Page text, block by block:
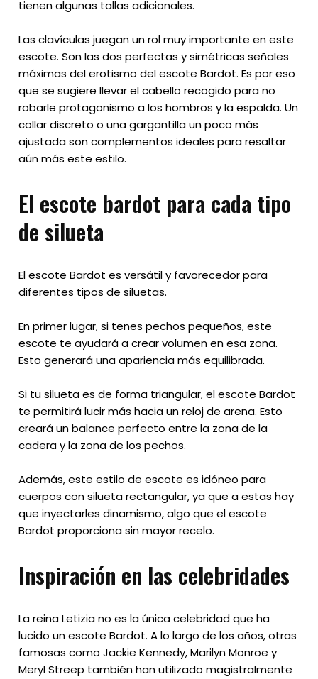
tienen algunas tallas adicionales.
Las clavículas juegan un rol muy importante en este
escote. Son las dos perfectas y simétricas señales
máximas del erotismo del escote Bardot. Es por eso
que se sugiere llevar el cabello recogido para no
robarle protagonismo a los hombros y la espalda. Un
collar discreto o una gargantilla un poco más
ajustada son complementos ideales para resaltar
aún más este estilo.
El escote bardot para cada tipo
de silueta
El escote Bardot es versátil y favorecedor para
diferentes tipos de siluetas.
En primer lugar, si tenes pechos pequeños, este
escote te ayudará a crear volumen en esa zona.
Esto generará una apariencia más equilibrada.
Si tu silueta es de forma triangular, el escote Bardot
te permitirá lucir más hacia un reloj de arena. Esto
creará un balance perfecto entre la zona de la
cadera y la zona de los pechos.
Además, este estilo de escote es idóneo para
cuerpos con silueta rectangular, ya que a estas hay
que inyectarles dinamismo, algo que el escote
Bardot proporciona sin mayor recelo.
Inspiración en las celebridades
La reina Letizia no es la única celebridad que ha
lucido un escote Bardot. A lo largo de los años, otras
famosas como Jackie Kennedy, Marilyn Monroe y
Meryl Streep también han utilizado magistralmente